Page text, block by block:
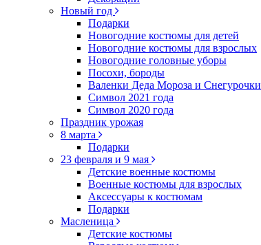
Новый год
Подарки
Новогодние костюмы для детей
Новогодние костюмы для взрослых
Новогодние головные уборы
Посохи, бороды
Валенки Деда Мороза и Снегурочки
Символ 2021 года
Символ 2020 года
Праздник урожая
8 марта
Подарки
23 февраля и 9 мая
Детские военные костюмы
Военные костюмы для взрослых
Аксессуары к костюмам
Подарки
Масленица
Детские костюмы